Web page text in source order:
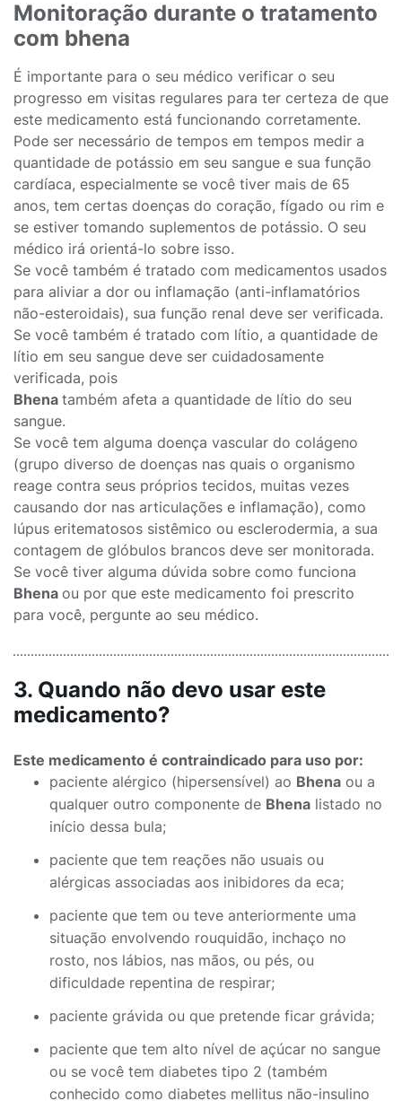
Monitoração durante o tratamento
com bhena
É importante para o seu médico verificar o seu
progresso em visitas regulares para ter certeza de que
este medicamento está funcionando corretamente.
Pode ser necessário de tempos em tempos medir a
quantidade de potássio em seu sangue e sua função
cardíaca, especialmente se você tiver mais de 65
anos, tem certas doenças do coração, fígado ou rim e
se estiver tomando suplementos de potássio. O seu
médico irá orientá-lo sobre isso.
Se você também é tratado com medicamentos usados
para aliviar a dor ou inflamação (anti-inflamatórios
não-esteroidais), sua função renal deve ser verificada.
Se você também é tratado com lítio, a quantidade de
lítio em seu sangue deve ser cuidadosamente
verificada, pois
Bhena também afeta a quantidade de lítio do seu
sangue.
Se você tem alguma doença vascular do colágeno
(grupo diverso de doenças nas quais o organismo
reage contra seus próprios tecidos, muitas vezes
causando dor nas articulações e inflamação), como
lúpus eritematosos sistêmico ou esclerodermia, a sua
contagem de glóbulos brancos deve ser monitorada.
Se você tiver alguma dúvida sobre como funciona
Bhena ou por que este medicamento foi prescrito
para você, pergunte ao seu médico.
3. Quando não devo usar este
medicamento?
Este medicamento é contraindicado para uso por:
paciente alérgico (hipersensível) ao Bhena ou a
qualquer outro componente de Bhena listado no
início dessa bula;
paciente que tem reações não usuais ou
alérgicas associadas aos inibidores da eca;
paciente que tem ou teve anteriormente uma
situação envolvendo rouquidão, inchaço no
rosto, nos lábios, nas mãos, ou pés, ou
dificuldade repentina de respirar;
paciente grávida ou que pretende ficar grávida;
paciente que tem alto nível de açúcar no sangue
ou se você tem diabetes tipo 2 (também
conhecido como diabetes mellitus não-insulino